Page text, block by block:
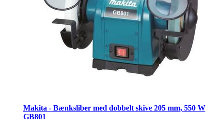
Makita - Bænksliber med dobbelt skive 205 mm, 550 W
GB801